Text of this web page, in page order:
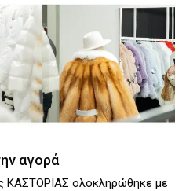
αγορά
ΚΑΣΤΟΡΙΑΣ ολοκληρώθηκε με